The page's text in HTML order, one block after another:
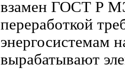
взамен ГОСТ Р
переработкой
энергосистемам
вырабатывают